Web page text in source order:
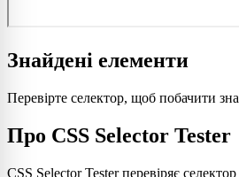
Знайдені елементи
Перевірте селектор, щоб побачити
Про CSS Selector Tester
CSS Selector Tester перевіряє